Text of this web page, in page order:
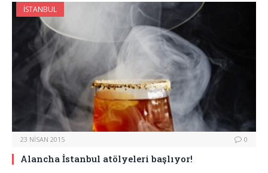
İSTANBUL
23 NISAN 2015 0
Alancha İstanbul atölyeleri başlıyor!